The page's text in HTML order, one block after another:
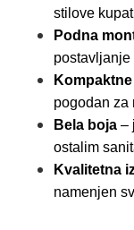
stilove
Podna
postavljanje
pogodan za
Bela boja –
ostalim
Kvalitetna
namenjen